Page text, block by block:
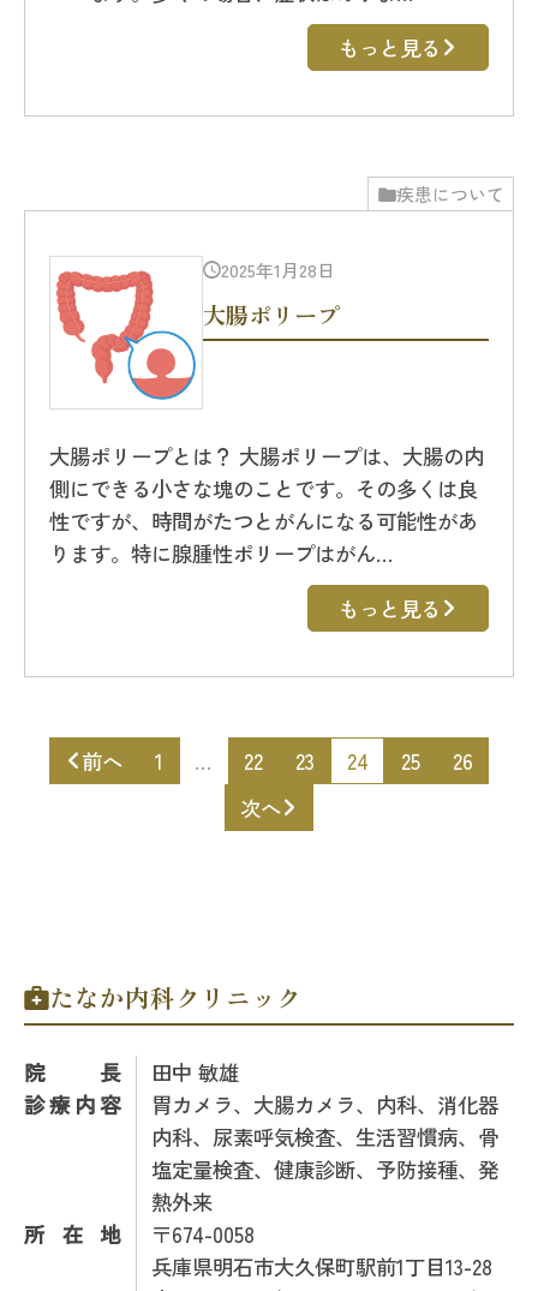
もっと見る
疾患について
2025年1月28日
大腸ポリープ
大腸ポリープとは？ 大腸ポリープは、大腸の内
側にできる小さな塊のことです。その多くは良
性ですが、時間がたつとがんになる可能性があ
ります。特に腺腫性ポリープはがん…
もっと見る
前へ 1 … 22 23 24 25
26
次へ
たなか内科クリニック
院長
田中 敏雄
診療内容
胃カメラ、大腸カメラ、内科、消化器
内科、尿素呼気検査、生活習慣病、骨
塩定量検査、健康診断、予防接種、発
熱外来
所在地
〒674-0058
兵庫県明石市大久保町駅前1丁目13-28